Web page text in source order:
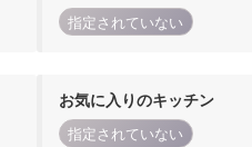
指定されていない
お気に入りのキッチン
指定されていない